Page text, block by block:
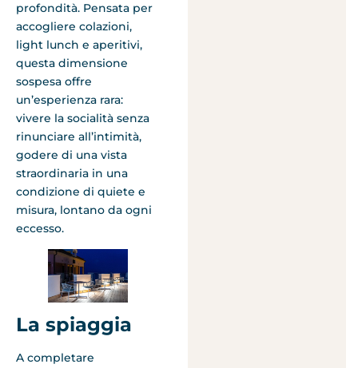
profondità. Pensata per
accogliere colazioni,
light lunch e aperitivi,
questa dimensione
sospesa offre
un’esperienza rara:
vivere la socialità senza
rinunciare all’intimità,
godere di una vista
straordinaria in una
condizione di quiete e
misura, lontano da ogni
eccesso.
La spiaggia
A completare